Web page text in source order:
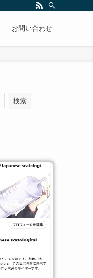
お問い合わせ
検索